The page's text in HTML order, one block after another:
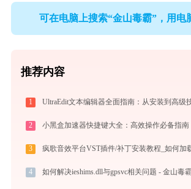
可在电脑上搜索“金山毒霸”，用电
推荐内容
1
2 小黑盒加速器快捷键大全：高效操作必备指南
3 疯歌音效平台VST插件/补丁安装教程_如何加
4 如何解决ieshims.dll与gpsvc相关问题 - 金山毒